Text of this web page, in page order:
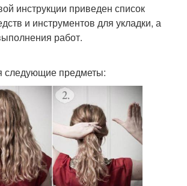
инструкции приведен список
и инструментов для укладки, а
работ.
следующие предметы: